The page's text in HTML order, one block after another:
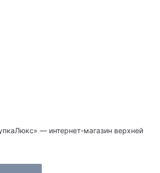
— интернет-магазин верхней